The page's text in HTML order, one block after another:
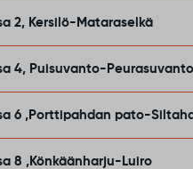
2, Kersilö-Mataraselkä
4, Puisuvanto-Peurasuvanto
6 ,Porttipahdan pato-
8 ,Könkäänharju-Luiro